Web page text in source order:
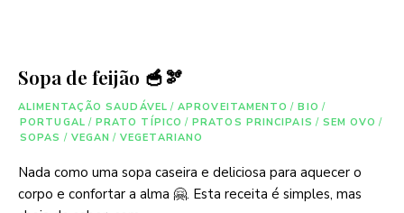
Sopa de feijão 🥣🫘
ALIMENTAÇÃO SAUDÁVEL / APROVEITAMENTO / BIO /
PORTUGAL / PRATO TÍPICO / PRATOS PRINCIPAIS / SEM OVO /
SOPAS / VEGAN / VEGETARIANO
Nada como uma sopa caseira e deliciosa para aquecer o
corpo e confortar a alma 🤗. Esta receita é simples, mas